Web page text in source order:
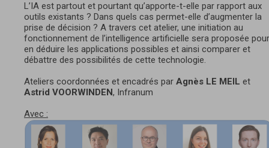
L’IA est partout et pourtant qu’apporte-t-elle par rapport aux
outils existants ? Dans quels cas permet-elle d’augmenter la
prise de décision ? A travers cet atelier, une initiation au
fonctionnement de l’intelligence artificielle sera proposée pour
en déduire les applications possibles et ainsi comparer et
débattre des possibilités de cette technologie.
Ateliers coordonnées et encadrés par Agnès LE MEIL et
Astrid VOORWINDEN, Infranum
Avec :